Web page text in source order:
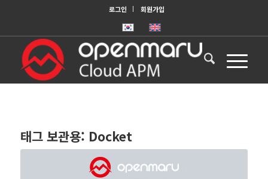
로그인 회원가입
태그 보관용: Docket